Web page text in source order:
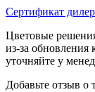
Сертификат
Цветовые
из-за
уточняйте у
Добавьте отзыв о